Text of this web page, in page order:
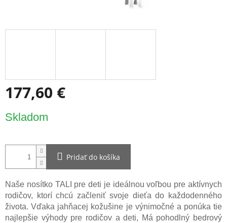
177,60 €
cena:
Skladom
Pridať do košíka
Naše nosítko TALI pre deti je ideálnou voľbou pre aktívnych
rodičov, ktorí chcú začleniť svoje dieťa do každodenného
života. Vďaka jahňacej kožušine je výnimočné a ponúka tie
najlepšie výhody pre rodičov a deti, Má pohodlný bedrový